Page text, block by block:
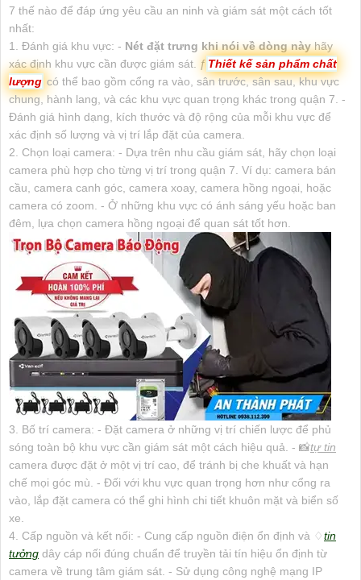
7 thế nào để đáp ứng yêu cầu an ninh và giám sát một cách tốt
nhất:
1. Đánh giá khu vực: - Nét đặt trưng khi nói về dòng nàyhãy
xác định khu vực cần được giám sát. ƒ Thiết kế sản phẩm chất
lượng có thể bao gồm cổng ra vào, sân trước, sân sau, khu vực
chung, hành lang, và các khu vực quan trọng khác trong quận 7. -
Đánh giá hình dạng, kích thước và độ rộng của mỗi khu vực để
xác định số lượng và vị trí lắp đặt của camera.
2. Chọn loại camera: - Dựa trên nhu cầu giám sát, hãy chọn loại
camera phù hợp cho từng vị trí trong quận 7. Ví dụ: camera bán
cầu, camera canh góc, camera xoay, camera hồng ngoại, hoặc
camera có zoom. - Ở những khu vực có ánh sáng yếu hoặc ban
đêm, lựa chọn camera hồng ngoại để quan sát tốt hơn.
3. Bố trí camera: - Đặt camera ở những vị trí chiến lược để phủ
sóng toàn bộ khu vực cần giám sát một cách hiệu quả. - 📸tự tin
camera được đặt ở một vị trí cao, để tránh bị che khuất và hạn
chế mọi góc mù. - Đối với khu vực quan trọng hơn như cổng ra
vào, lắp đặt camera có thể ghi hình chi tiết khuôn mặt và biển số
xe.
4. Cấp nguồn và kết nối: - Cung cấp nguồn điện ổn định và ♢tin
tưởng dây cáp nối đúng chuẩn để truyền tải tín hiệu ổn định từ
camera về trung tâm giám sát. - Sử dụng công nghệ mạng IP